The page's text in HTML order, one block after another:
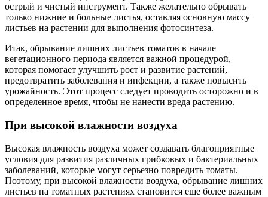
острый и чистый инструмент. Также желательно обрывать
только нижние и больные листья, оставляя основную массу
листьев на растении для выполнения фотосинтеза.
Итак, обрывание лишних листьев томатов в начале
вегетационного периода является важной процедурой,
которая помогает улучшить рост и развитие растений,
предотвратить заболевания и инфекции, а также повысить
урожайность. Этот процесс следует проводить осторожно и в
определенное время, чтобы не нанести вреда растению.
При высокой влажности воздуха
Высокая влажность воздуха может создавать благоприятные
условия для развития различных грибковых и бактериальных
заболеваний, которые могут серьезно повредить томаты.
Поэтому, при высокой влажности воздуха, обрывание лишних
листьев на томатных растениях становится еще более важным